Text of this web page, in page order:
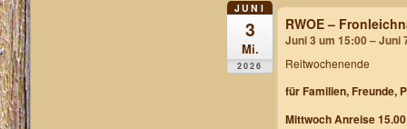
JUNI
3
Mi.
2026
RWOE –
Juni 3 um 15:00 – Juni
Reitwochenende
für Familien, Freunde,
Mittwoch Anreise